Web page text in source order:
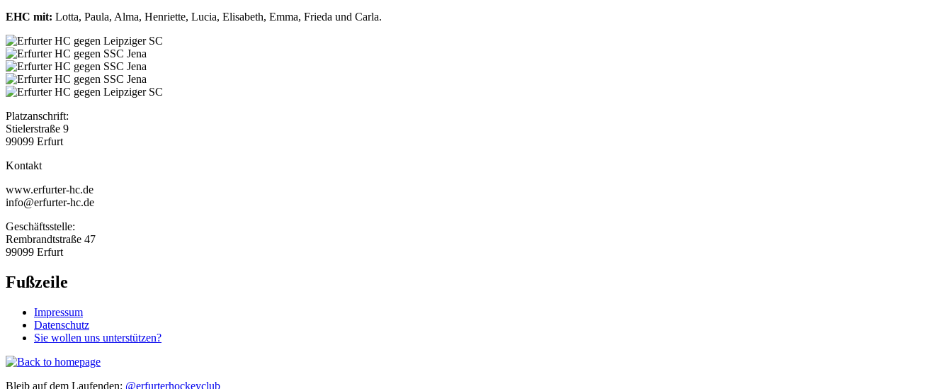
EHC mit: Lotta, Paula, Alma, Henriette, Lucia, Elisabeth, Emma, Frieda und Carla.
Platzanschrift:
Stielerstraße 9
99099 Erfurt
Kontakt
www.erfurter-hc.de
info@erfurter-hc.de
Geschäftsstelle:
Rembrandtstraße 47
99099 Erfurt
Fußzeile
Impressum
Datenschutz
Sie wollen uns unterstützen?
Bleib auf dem Laufenden: @erfurterhockeyclub